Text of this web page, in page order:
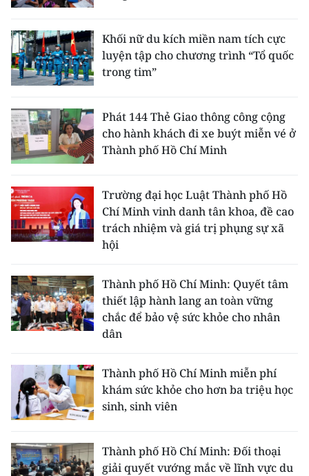
Khối nữ du kích miền nam tích cực
luyện tập cho chương trình “Tổ quốc
trong tim”
Phát 144 Thẻ Giao thông công cộng
cho hành khách đi xe buýt miễn vé ở
Thành phố Hồ Chí Minh
Trường đại học Luật Thành phố Hồ
Chí Minh vinh danh tân khoa, đề cao
trách nhiệm và giá trị phụng sự xã
hội
Thành phố Hồ Chí Minh: Quyết tâm
thiết lập hành lang an toàn vững
chắc để bảo vệ sức khỏe cho nhân
dân
Thành phố Hồ Chí Minh miễn phí
khám sức khỏe cho hơn ba triệu học
sinh, sinh viên
Thành phố Hồ Chí Minh: Đối thoại
giải quyết vướng mắc về lĩnh vực du